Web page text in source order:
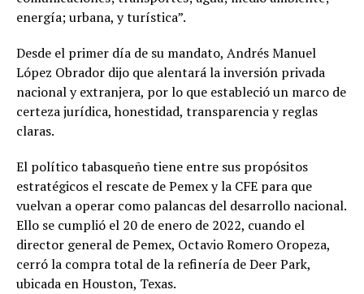
energía; urbana, y turística”.
Desde el primer día de su mandato, Andrés Manuel
López Obrador dijo que alentará la inversión privada
nacional y extranjera, por lo que estableció un marco de
certeza jurídica, honestidad, transparencia y reglas
claras.
El político tabasqueño tiene entre sus propósitos
estratégicos el rescate de Pemex y la CFE para que
vuelvan a operar como palancas del desarrollo nacional.
Ello se cumplió el 20 de enero de 2022, cuando el
director general de Pemex, Octavio Romero Oropeza,
cerró la compra total de la refinería de Deer Park,
ubicada en Houston, Texas.